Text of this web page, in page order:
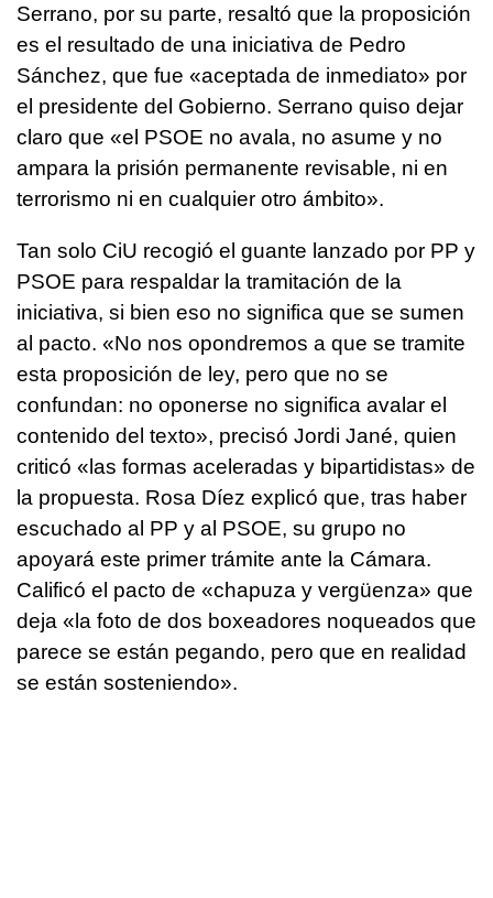
Serrano, por su parte, resaltó que la proposición
es el resultado de una iniciativa de Pedro
Sánchez, que fue «aceptada de inmediato» por
el presidente del Gobierno. Serrano quiso dejar
claro que «el PSOE no avala, no asume y no
ampara la prisión permanente revisable, ni en
terrorismo ni en cualquier otro ámbito».
Tan solo CiU recogió el guante lanzado por PP y
PSOE para respaldar la tramitación de la
iniciativa, si bien eso no significa que se sumen
al pacto. «No nos opondremos a que se tramite
esta proposición de ley, pero que no se
confundan: no oponerse no significa avalar el
contenido del texto», precisó Jordi Jané, quien
criticó «las formas aceleradas y bipartidistas» de
la propuesta. Rosa Díez explicó que, tras haber
escuchado al PP y al PSOE, su grupo no
apoyará este primer trámite ante la Cámara.
Calificó el pacto de «chapuza y vergüenza» que
deja «la foto de dos boxeadores noqueados que
parece se están pegando, pero que en realidad
se están sosteniendo».